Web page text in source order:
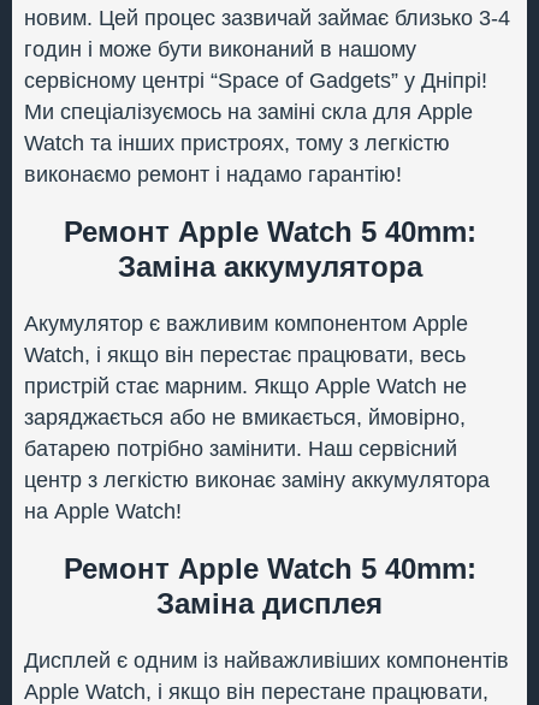
новим. Цей процес зазвичай займає близько 3-4
годин і може бути виконаний в нашому
сервісному центрі “Space of Gadgets” у Дніпрі!
Ми спеціалізуємось на заміні скла для Apple
Watch та інших пристроях, тому з легкістю
виконаємо ремонт і надамо гарантію!
Ремонт Apple Watch 5 40mm:
Заміна аккумулятора
Акумулятор є важливим компонентом Apple
Watch, і якщо він перестає працювати, весь
пристрій стає марним. Якщо Apple Watch не
заряджається або не вмикається, ймовірно,
батарею потрібно замінити. Наш сервісний
центр з легкістю виконає заміну аккумулятора
на Apple Watch!
Ремонт Apple Watch 5 40mm:
Заміна дисплея
Дисплей є одним із найважливіших компонентів
Apple Watch, і якщо він перестане працювати,